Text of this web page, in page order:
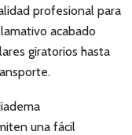
profesional para
acabado
giratorios hasta
una fácil